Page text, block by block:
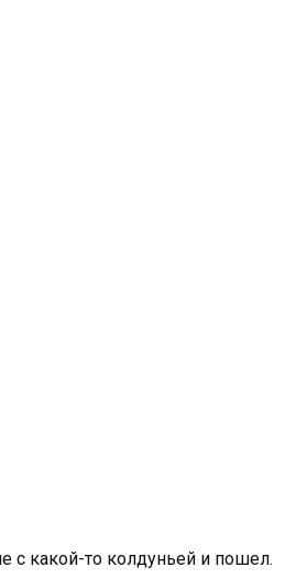
с какой-то колдуньей и пошел.